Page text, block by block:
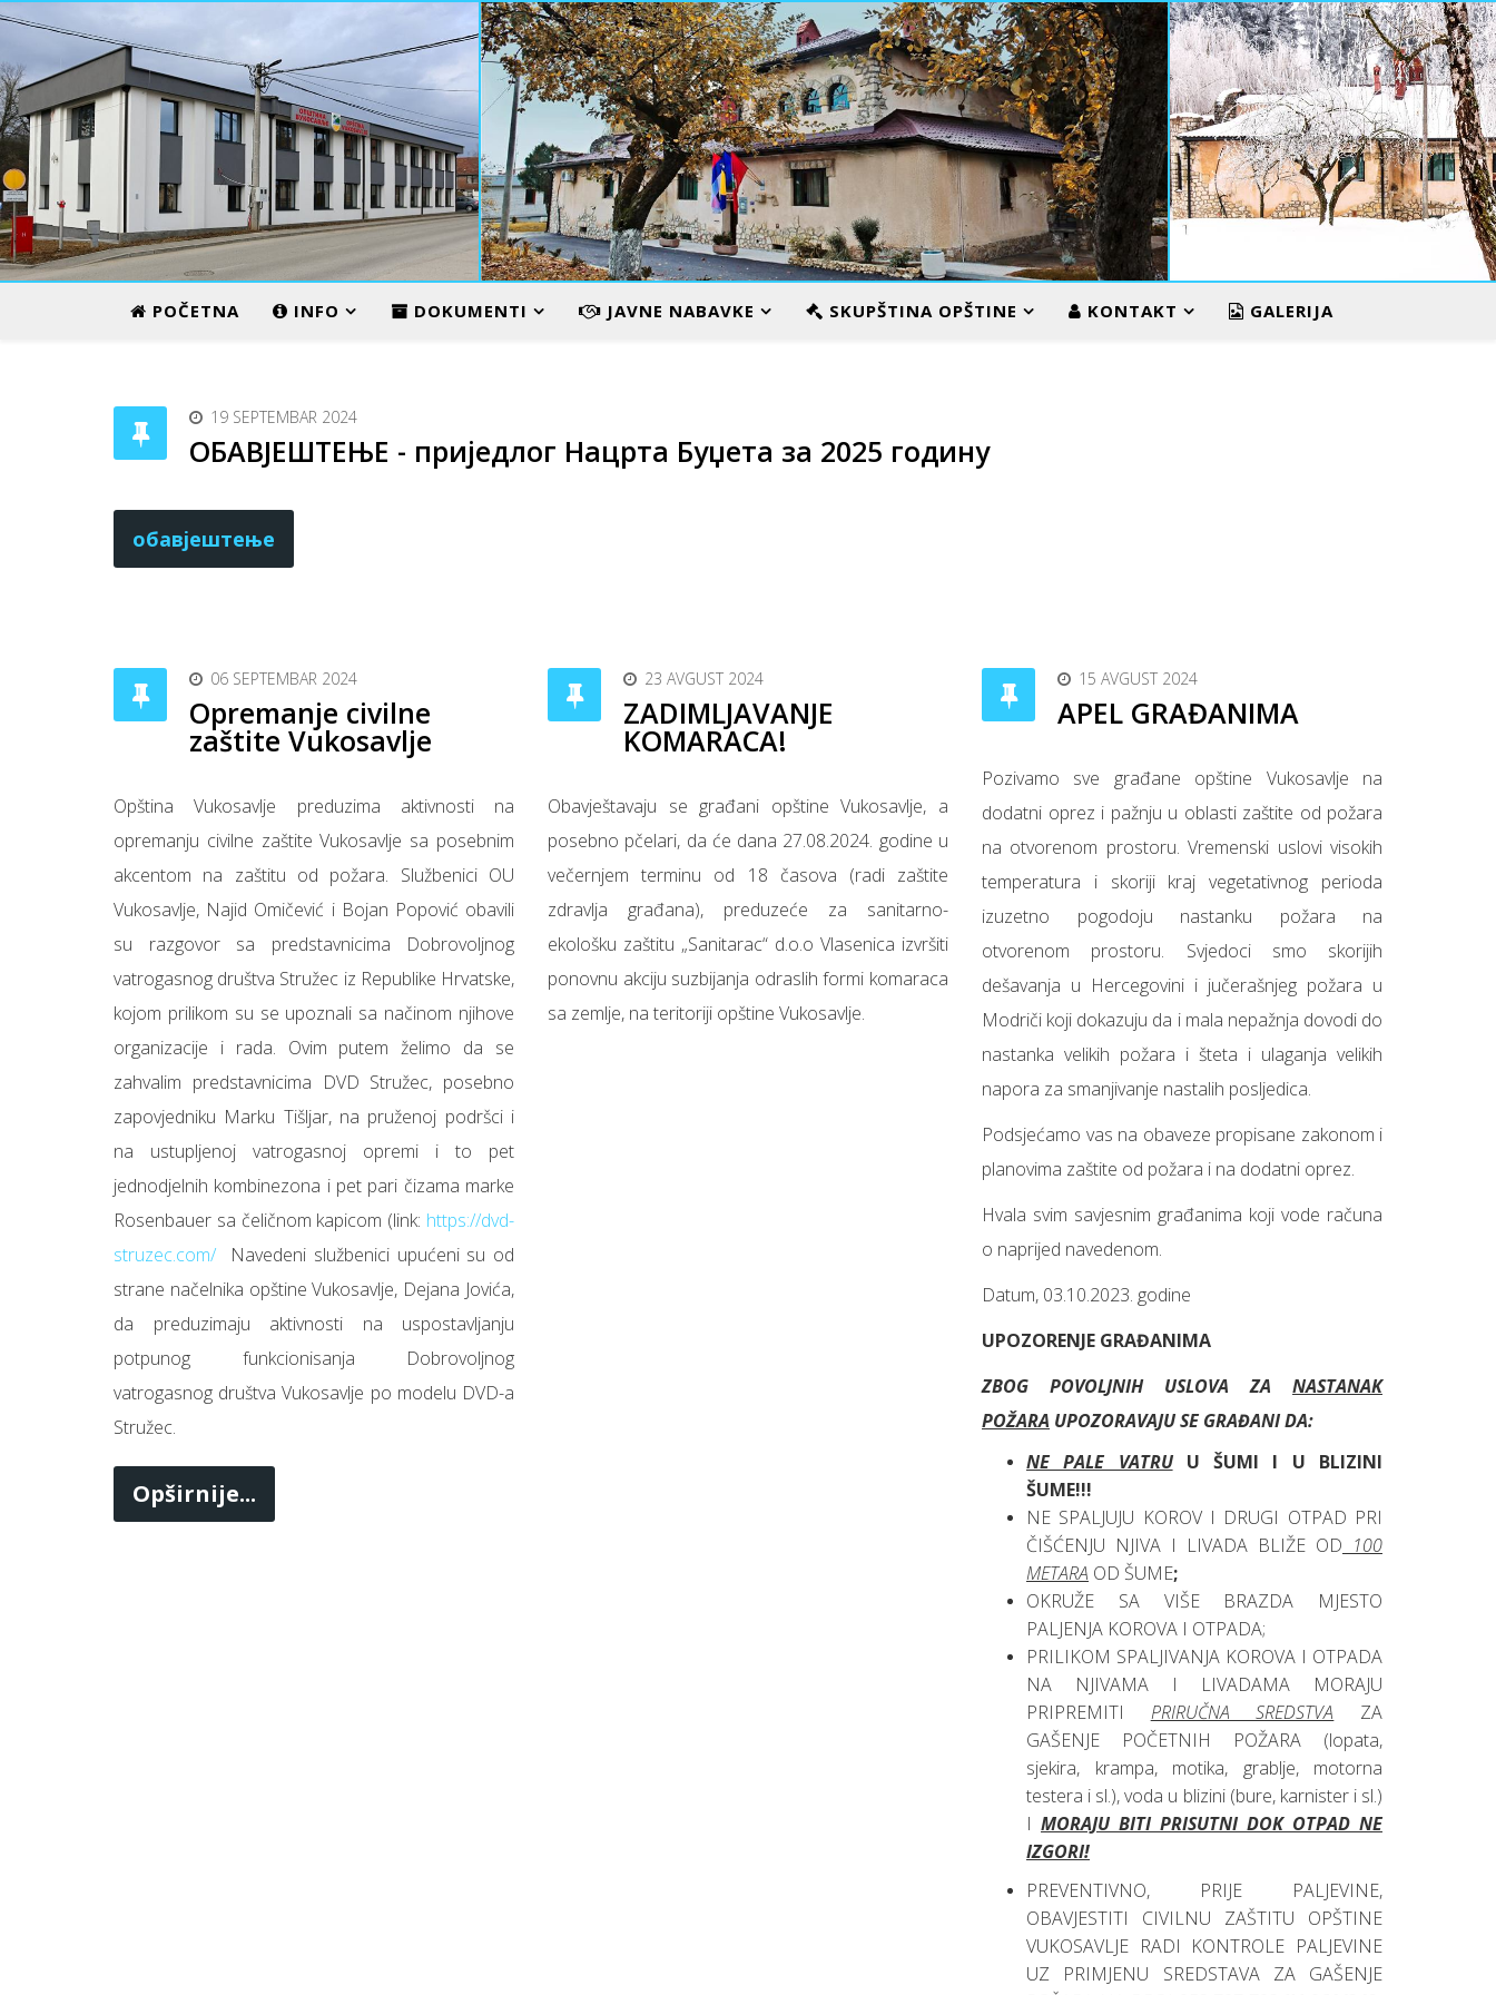
ADMINISTRATIVNI CENTAR VILA KARAMATA
POČETNA INFO DOKUMENTI JAVNE NABAVKE SKUPŠTINA OPŠTINE KONTAKT GALERIJA
19 SEPTEMBAR 2024
ОБАВЈЕШТЕЊЕ - приједлог Нацрта Буџета за 2025 годину
обавјештење
06 SEPTEMBAR 2024
Opremanje civilne
zaštite Vukosavlje
Opština Vukosavlje preduzima aktivnosti na
opremanju civilne zaštite Vukosavlje sa posebnim
akcentom na zaštitu od požara. Službenici OU
Vukosavlje, Najid Omičević i Bojan Popović obavili
su razgovor sa predstavnicima Dobrovoljnog
vatrogasnog društva Stružec iz Republike Hrvatske,
kojom prilikom su se upoznali sa načinom njihove
organizacije i rada. Ovim putem želimo da se
zahvalim predstavnicima DVD Stružec, posebno
zapovjedniku Marku Tišljar, na pruženoj podršci i
na ustupljenoj vatrogasnoj opremi i to pet
jednodjelnih kombinezona i pet pari čizama marke
Rosenbauer sa čeličnom kapicom (link: https://dvd-
struzec.com/ Navedeni službenici upućeni su od
strane načelnika opštine Vukosavlje, Dejana Jovića,
da preduzimaju aktivnosti na uspostavljanju
potpunog funkcionisanja Dobrovoljnog
vatrogasnog društva Vukosavlje po modelu DVD-a
Stružec.
Opširnije...
23 AVGUST 2024
ZADIMLJAVANJE
KOMARACA!
Obavještavaju se građani opštine Vukosavlje, a
posebno pčelari, da će dana 27.08.2024. godine u
večernjem terminu od 18 časova (radi zaštite
zdravlja građana), preduzeće za sanitarno-
ekološku zaštitu „Sanitarac“ d.o.o Vlasenica izvršiti
ponovnu akciju suzbijanja odraslih formi komaraca
sa zemlje, na teritoriji opštine Vukosavlje.
15 AVGUST 2024
APEL GRAĐANIMA
Pozivamo sve građane opštine Vukosavlje na
dodatni oprez i pažnju u oblasti zaštite od požara
na otvorenom prostoru. Vremenski uslovi visokih
temperatura i skoriji kraj vegetativnog perioda
izuzetno pogodoju nastanku požara na
otvorenom prostoru. Svjedoci smo skorijih
dešavanja u Hercegovini i jučerašnjeg požara u
Modriči koji dokazuju da i mala nepažnja dovodi do
nastanka velikih požara i šteta i ulaganja velikih
napora za smanjivanje nastalih posljedica.
Podsjećamo vas na obaveze propisane zakonom i
planovima zaštite od požara i na dodatni oprez.
Hvala svim savjesnim građanima koji vode računa
o naprijed navedenom.
Datum, 03.10.2023. godine
UPOZORENJE GRAĐANIMA
ZBOG POVOLJNIH USLOVA ZA NASTANAK
POŽARA UPOZORAVAJU SE GRAĐANI DA:
NE PALE VATRUU ŠUMI I U BLIZINI
ŠUME!!!
NE SPALJUJU KOROV I DRUGI OTPAD PRI
ČIŠĆENJU NJIVA I LIVADA BLIŽE OD 100
METARA OD ŠUME;
OKRUŽE SA VIŠE BRAZDA MJESTO
PALJENJA KOROVA I OTPADA;
PRILIKOM SPALJIVANJA KOROVA I OTPADA
NA NJIVAMA I LIVADAMA MORAJU
PRIPREMITI PRIRUČNA SREDSTVA ZA
GAŠENJE POČETNIH POŽARA (lopata,
sjekira, krampa, motika, grablje, motorna
testera i sl.), voda u blizini (bure, karnister i sl.)
I MORAJU BITI PRISUTNI DOK OTPAD NE
IZGORI!
PREVENTIVNO, PRIJE PALJEVINE,
OBAVJESTITI CIVILNU ZAŠTITU OPŠTINE
VUKOSAVLJE RADI KONTROLE PALJEVINE
UZ PRIMJENU SREDSTAVA ZA GAŠENJE